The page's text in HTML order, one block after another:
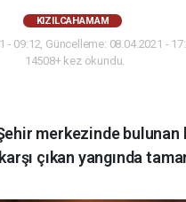
KIZILCAHAMAM
- 09:12, Güncelleme: 08.04.2021 -
14508+ kez okundu.
merkezinde bulunan
çıkan yangında